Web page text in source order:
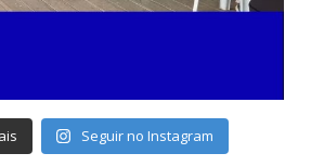
Seguir no Instagram